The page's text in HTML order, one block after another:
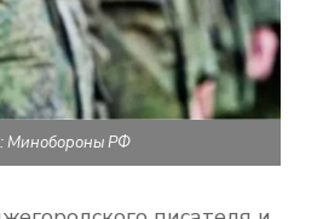
Минобороны РФ